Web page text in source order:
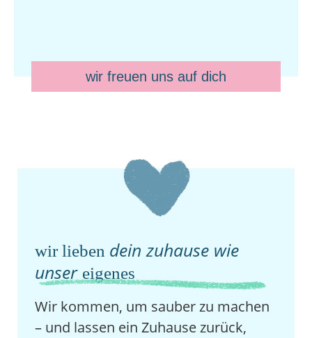
wir freuen uns auf dich
wir lieben dein zuhause wie
unsereigenes
Wir kommen, um sauber zu machen
– und lassen ein Zuhause zurück,